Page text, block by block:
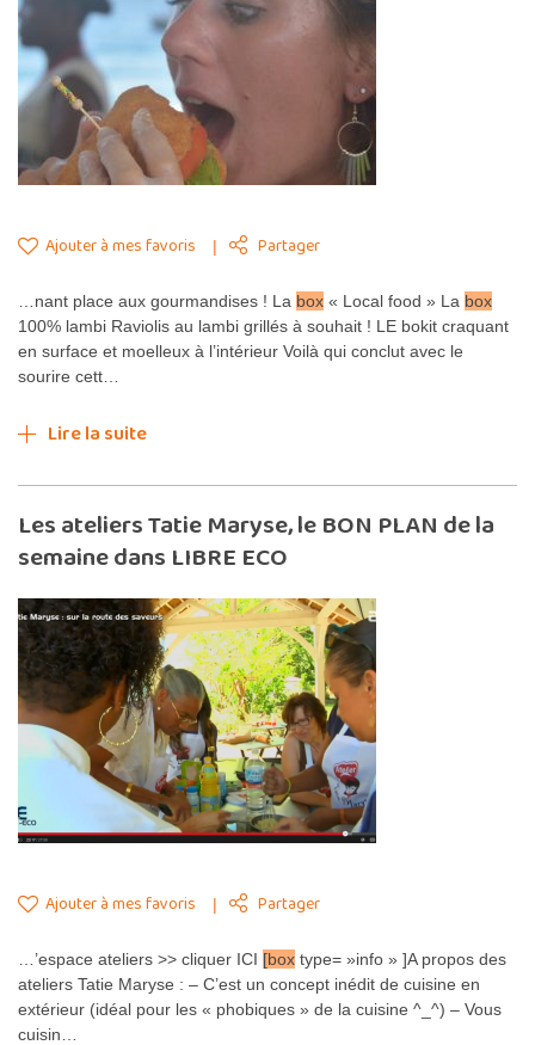
Ajouter à mes favoris Partager
…nant place aux gourmandises ! La box « Local food » La box
100% lambi Raviolis au lambi grillés à souhait ! LE bokit craquant
en surface et moelleux à l’intérieur Voilà qui conclut avec le
sourire cett…
Lire la suite
Les ateliers Tatie Maryse, le BON PLAN de la
semaine dans LIBRE ECO
Ajouter à mes favoris Partager
…’espace ateliers >> cliquer ICI [box type= »info » ]A propos des
ateliers Tatie Maryse : – C’est un concept inédit de cuisine en
extérieur (idéal pour les « phobiques » de la cuisine ^_^) – Vous
cuisin…